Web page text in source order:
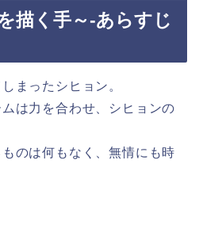
描く手～-あらすじ
まったシヒョン。
は力を合わせ、シヒョンの
のは何もなく、無情にも時